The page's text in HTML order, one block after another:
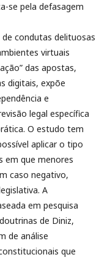
se pela defasagem
condutas delituosas
virtuais
das apostas,
digitais, expõe
e
legal específica
O estudo tem
aplicar o tipo
em que menores
caso negativo,
A
em pesquisa
de Diniz,
de análise
que